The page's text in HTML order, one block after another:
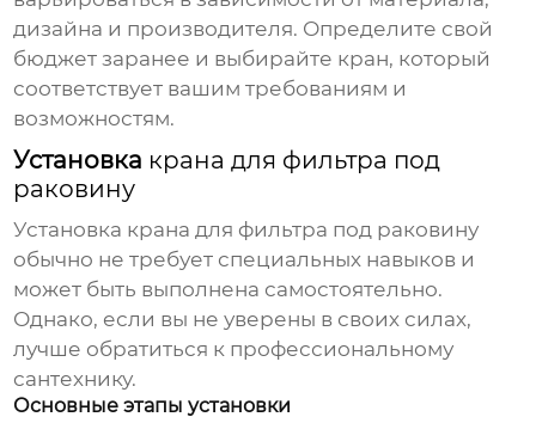
дизайна и производителя. Определите свой
бюджет заранее и выбирайте кран, который
соответствует вашим требованиям и
возможностям.
Установка крана для фильтра под
раковину
Установка крана для фильтра под раковину
обычно не требует специальных навыков и
может быть выполнена самостоятельно.
Однако, если вы не уверены в своих силах,
лучше обратиться к профессиональному
сантехнику.
Основные этапы установки